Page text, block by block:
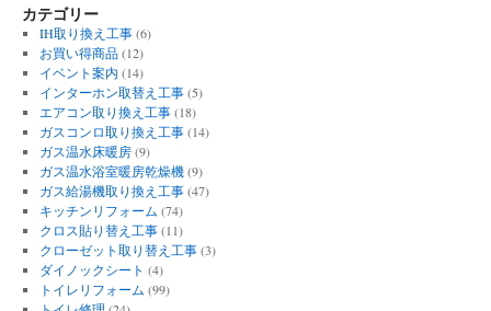
カテゴリー
IH取り換え工事(6)
お買い得商品(12)
イベント案内 (14)
インターホン取替え工事(5)
エアコン取り換え工事(18)
ガスコンロ取り換え工事(14)
ガス温水床暖房(9)
ガス温水浴室暖房乾燥機(9)
ガス給湯機取り換え工事(47)
キッチンリフォーム (74)
クロス貼り替え工事(11)
クローゼット取り替え工事(3)
ダイノックシート (4)
トイレリフォーム (99)